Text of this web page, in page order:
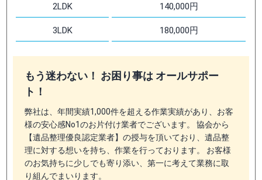
2LDK 140,000円
3LDK 180,000円
もう迷わない！ お困り事は オールサポー
ト！
弊社は、年間実績1,000件を超える作業実績があり、お客
様の安心感No1のお片付け業者でございます。 協会から
【遺品整理優良認定業者】の授与を頂いており、遺品整
理に対する想いを持ち、作業を行っております。 お客様
のお気持ちに少しでも寄り添い、第一に考えて業務に取
り組んでまいります。